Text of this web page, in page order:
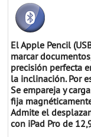
El Apple Pencil
marcar
precisión perfecta
la inclinación. Por
Se empareja y
fija
Admite el
con iPad Pro de